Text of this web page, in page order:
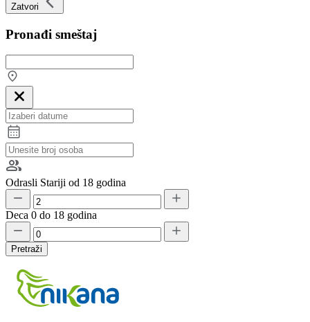
Zatvori
Pronađi smeštaj
Odrasli Stariji od 18 godina
Deca 0 do 18 godina
Pretraži